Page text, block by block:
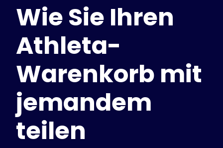
Lösungen
Für Verbraucher
Für Unternehmen
Hol dir Plus+
Anmelden
Unterstützte Shops
Wie Sie Ihren
Athleta-
Warenkorb mit
jemandem
teilen